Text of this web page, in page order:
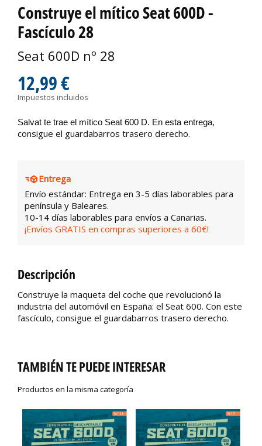
Construye el mítico Seat 600D -
Fascículo 28
Seat 600D nº 28
12,99 €
Impuestos incluidos
Salvat te trae el mítico Seat 600 D. En esta entrega,
consigue el guardabarros trasero derecho.
Entrega
Envío estándar: Entrega en 3-5 días laborables para
península y Baleares.
10-14 días laborables para envíos a Canarias.
¡Envíos GRATIS en compras superiores a 60€!
Descripción
Construye la maqueta del coche que revolucionó la
industria del automóvil en España: el Seat 600. Con este
fascículo, consigue el guardabarros trasero derecho.
TAMBIÉN TE PUEDE INTERESAR
Productos en la misma categoría